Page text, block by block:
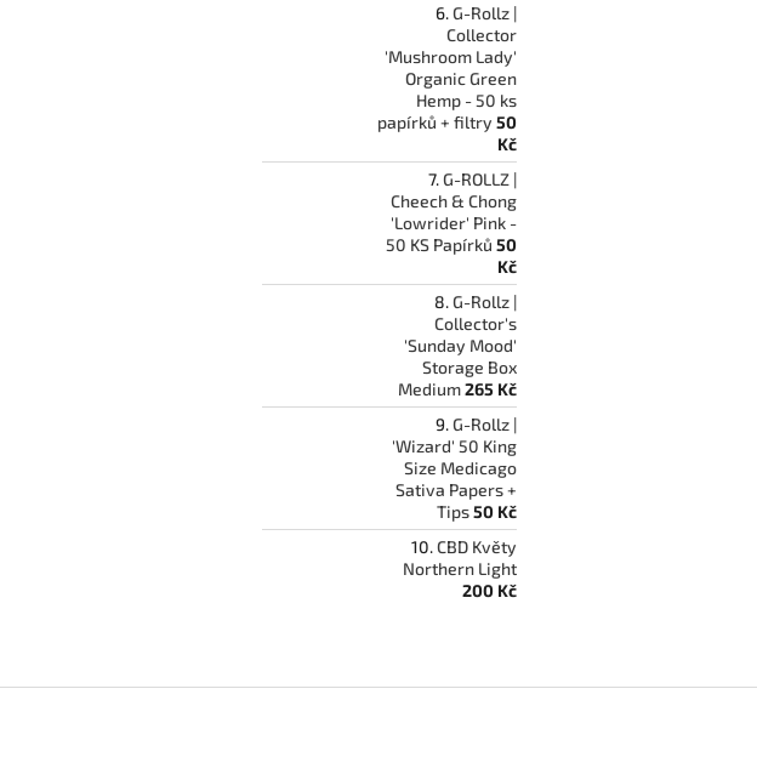
G-Rollz |
Collector
'Mushroom Lady'
Organic Green
Hemp - 50 ks
papírků + filtry 50
Kč
G-ROLLZ |
Cheech & Chong
'Lowrider' Pink -
50 KS Papírků 50
Kč
G-Rollz |
Collector's
'Sunday Mood'
Storage Box
Medium265 Kč
G-Rollz |
'Wizard' 50 King
Size Medicago
Sativa Papers +
Tips50 Kč
CBD Květy
Northern Light
200 Kč